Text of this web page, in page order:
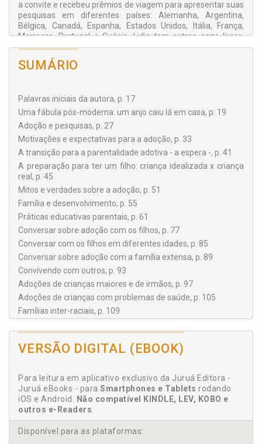
a convite e recebeu prêmios de viagem para apresentar suas
pesquisas em diferentes países: Alemanha, Argentina,
Bélgica, Canadá, Espanha, Estados Unidos, Itália, França,
Marrocos, Portugal e Suécia. Lidia tem outros onze livros,
além de dezenas de capítulos de livros e centenas de artigos
científicos e de divulgação. Veja mais em
www.lidiaweber.com.br
SUMÁRIO
Palavras iniciais da autora, p. 17
Uma fábula pós-moderna: um anjo caiu lá em casa, p. 19
Adoção e pesquisas, p. 27
Motivações e expectativas para a adoção, p. 33
A transição para a parentalidade adotiva - a espera -, p. 41
A preparação para ter um filho: criança idealizada x criança
real, p. 45
Mitos e verdades sobre a adoção, p. 51
Família e desenvolvimento, p. 55
Práticas educativas parentais, p. 61
Conversar sobre adoção com os filhos, p. 77
Conversar com os filhos em diferentes idades, p. 85
Conversar sobre adoção com a família extensa, p. 89
Convivendo com outros, p. 93
Adoções de crianças maiores e de irmãos, p. 97
Adoções de crianças com problemas de saúde, p. 105
Famílias inter-raciais, p. 109
A origem genética, a história passada, o contato com o
Adoção e escola, p. 131
Alguns pontos que os filhos por adoção gostariam que seus
pais soubessem, p. 135
Como celebrar a adoção, p. 139
Filmes sobre adoção, p. 143
VERSÃO DIGITAL (EBOOK)
Para leitura em aplicativo exclusivo da Juruá Editora -
Juruá eBooks - para Smartphones e Tablets rodando
iOS e Android. Não compatível KINDLE, LEV, KOBO e
outros e-Readers.
Disponível para as plataformas: